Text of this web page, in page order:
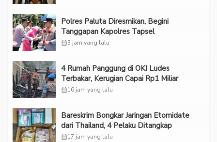
Polres Paluta Diresmikan, Begini
Tanggapan Kapolres Tapsel
calendar_month3 jam yang lalu
‎4 Rumah Panggung di OKI Ludes
Terbakar, Kerugian Capai Rp1 Miliar
calendar_month16 jam yang lalu
Bareskrim Bongkar Jaringan Etomidate
dari Thailand, 4 Pelaku Ditangkap
calendar_month17 jam yang lalu